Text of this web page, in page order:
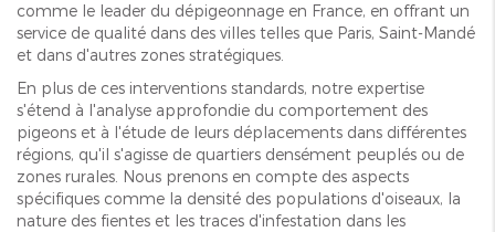
comme le leader du dépigeonnage en France, en offrant un
service de qualité dans des villes telles que Paris, Saint-Mandé
et dans d'autres zones stratégiques.
En plus de ces interventions standards, notre expertise
s'étend à l'analyse approfondie du comportement des
pigeons et à l'étude de leurs déplacements dans différentes
régions, qu'il s'agisse de quartiers densément peuplés ou de
zones rurales. Nous prenons en compte des aspects
spécifiques comme la densité des populations d'oiseaux, la
nature des fientes et les traces d'infestation dans les